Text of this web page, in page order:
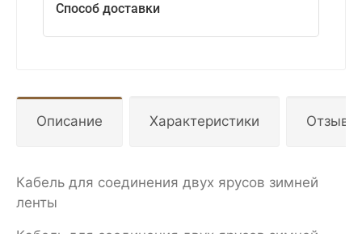
Способ доставки
Описание Характеристики
Кабель для соединения двух ярусов зимней
ленты